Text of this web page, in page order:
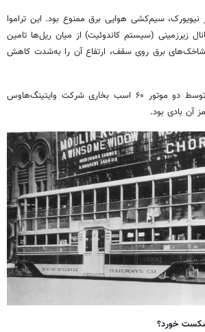
سیم‌کشی هوایی برق ممنوع بود. این تراموا
زیرزمینی (سیستم کاندوئیت) از میان ریل‌ها تامین
برق روی سقف، ارتفاع آن را به‌شدت کاهش
قدرت موتوری: این سازه توسط دو موتور ۶۰ اسب بخاری شرکت وایتینگ‌هاوس
آن بادی بود.
خورد؟